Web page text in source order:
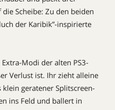
Scheibe: Zu den beiden
der Karibik”-inspirierte
Modi der alten PS3-
Verlust ist. Ihr zieht alleine
geratener Splitscreen-
ins Feld und ballert in